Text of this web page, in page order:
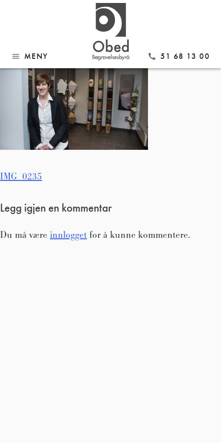
menu MENY call 51 68 13 00
Innleggsnavigasjon
IMG_0235
Legg igjen en kommentar
Du må være innlogget for å kunne kommentere.